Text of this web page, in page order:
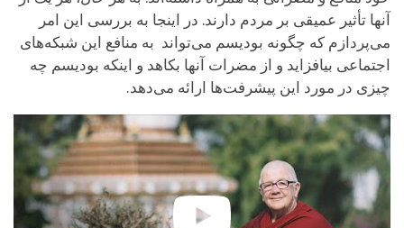
آنها تأثیر عمیقی بر مردم دارند. در اینجا به بررسی این امر
می‌پردازم که چگونه بودیسم می‌تواند به منافع این شبکه‌های
اجتماعی بیافزاید و از مضرات آنها بکاهد و اینکه بودیسم چه
چیزی در مورد این پیشرفت‌ها ارائه می‌دهد.